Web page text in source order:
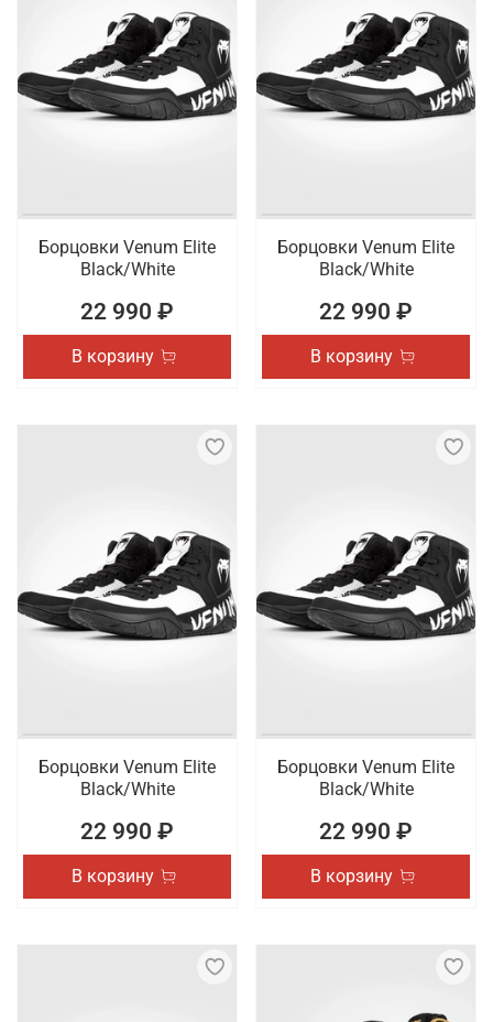
Борцовки Venum Elite
Black/White
22 990 ₽
В корзину
Борцовки Venum Elite
Black/White
22 990 ₽
В корзину
Борцовки Venum Elite
Black/White
22 990 ₽
В корзину
Борцовки Venum Elite
Black/White
22 990 ₽
В корзину